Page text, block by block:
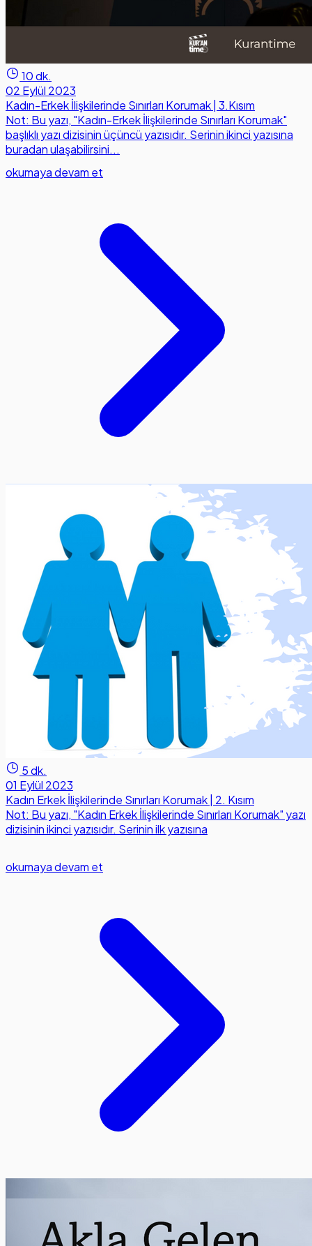
10 dk.
02 Eylül 2023
Kadın-Erkek İlişkilerinde Sınırları Korumak | 3.Kısım
Not: Bu yazı, "Kadın-Erkek İlişkilerinde Sınırları Korumak"
başlıklı yazı dizisinin üçüncü yazısıdır. Serinin ikinci yazısına
buradan ulaşabilirsini...
okumaya devam et
5 dk.
01 Eylül 2023
Kadın Erkek İlişkilerinde Sınırları Korumak | 2. Kısım
Not: Bu yazı, "Kadın Erkek İlişkilerinde Sınırları Korumak" yazı
dizisinin ikinci yazısıdır. Serinin ilk yazısına
okumaya devam et